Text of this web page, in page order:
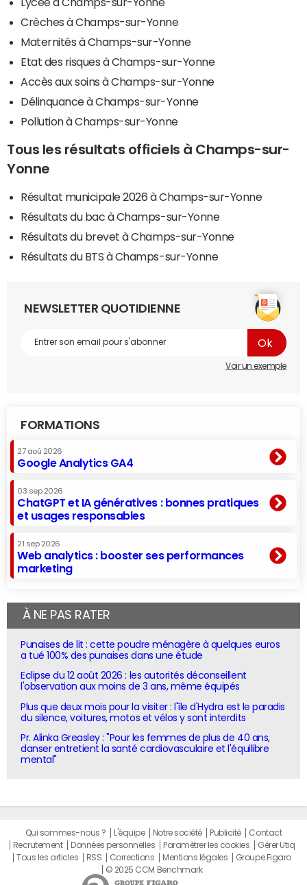
Crèches à Champs-sur-Yonne
Maternités à Champs-sur-Yonne
Etat des risques à Champs-sur-Yonne
Accès aux soins à Champs-sur-Yonne
Délinquance à Champs-sur-Yonne
Pollution à Champs-sur-Yonne
Tous les résultats officiels à Champs-sur-
Yonne
Résultat municipale 2026 à Champs-sur-Yonne
Résultats du bac à Champs-sur-Yonne
Résultats du brevet à Champs-sur-Yonne
Résultats du BTS à Champs-sur-Yonne
NEWSLETTER QUOTIDIENNE
Voir un exemple
FORMATIONS
27 aoû 2026
Google Analytics GA4
03 sep 2026
ChatGPT et IA génératives : bonnes pratiques
et usages responsables
21 sep 2026
Web analytics : booster ses performances
marketing
À NE PAS RATER
Punaises de lit : cette poudre ménagère à quelques euros
a tué 100% des punaises dans une étude
Eclipse du 12 août 2026 : les autorités déconseillent
l'observation aux moins de 3 ans, même équipés
Plus que deux mois pour la visiter : l'île d'Hydra est le paradis
du silence, voitures, motos et vélos y sont interdits
Pr. Alinka Greasley : "Pour les femmes de plus de 40 ans,
danser entretient la santé cardiovasculaire et l'équilibre
mental"
Qui sommes-nous ? L'équipe Notre société Publicité
Contact
Recrutement
Données personnelles Paramétrer les cookies
Gérer Utiq
Tous les articles
RSS Corrections Mentions légales
Groupe Figaro
© 2025 CCM Benchmark